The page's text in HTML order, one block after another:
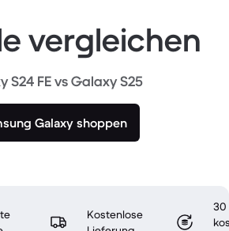
vergleichen
S24 FE vs Galaxy S25
Galaxy shoppen
Kostenlose
30